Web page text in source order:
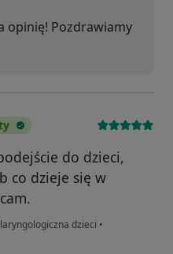
opinię! Pozdrawiamy
do dzieci,
co dzieje się w
dzieci •